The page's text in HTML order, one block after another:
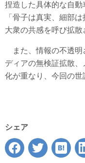
捏造した具体的な自動
「骨子は真実、細部
大衆の共感を呼び拡散
また、情報の不透明
ディアの無検証拡散
化が重なり、今回の世
シェア